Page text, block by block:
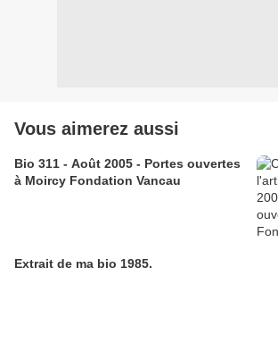
Vous aimerez aussi
Bio 311 - Août 2005 - Portes ouvertes
à Moircy Fondation Vancau
Extrait de ma bio 1985.